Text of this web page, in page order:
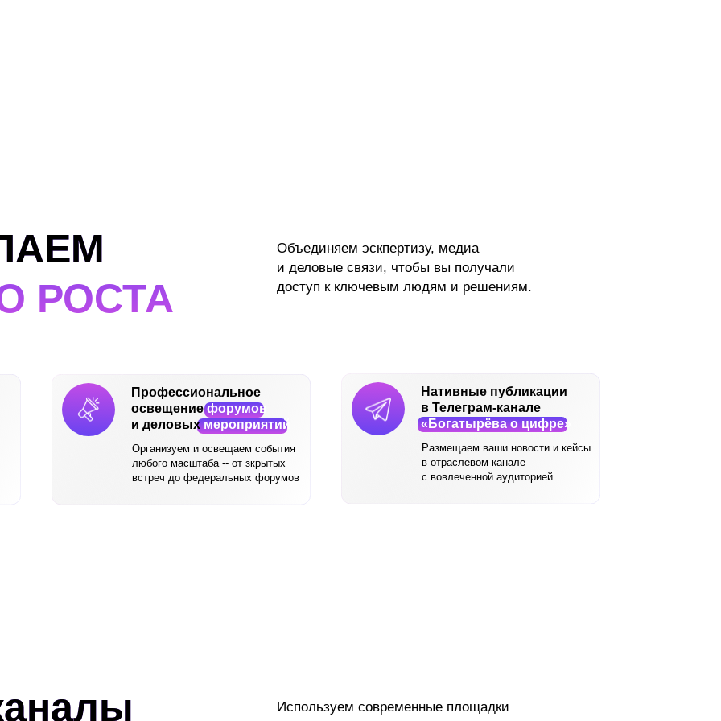
РОСТА
Объединяем эскпертизу, медиа
и деловые связи, чтобы вы получали
доступ к ключевым людям и решениям.
Нативные публикации
в Телеграм-канале
«Богатырёва о цифре»
Размещаем ваши новости и кейсы
в отраслевом канале
с вовлеченной аудиторией
Профессиональное
освещениефорумов
и деловыхмероприятий
Организуем и освещаем события
любого масштаба -- от зкрытых
встреч до федеральных форумов
Используем современные площадки